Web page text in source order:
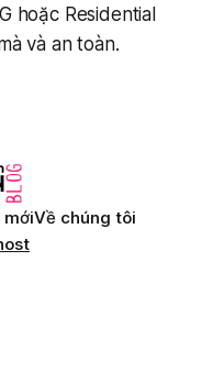
hoặc Residential
và an toàn.
mớiVề chúng tôi